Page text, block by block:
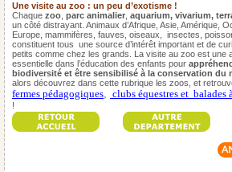
Une visite au zoo : un peu d’exotisme !
Chaque zoo parc animalier aquarium, vivarium,
un côté distrayant. Animaux d’Afrique, Asie, Amérique,
Europe, mammifères, fauves, oiseaux,
insectes,
constituent tous une source d’intérêt important et de
petits comme chez les grands. La visite au zoo est une
essentielle dans l’éducation des enfants pour
biodiversité et être sensibilisé à la conservation du
alors découvrez dans cette rubrique les zoos, et
fermes pédagogiques, clubs équestres et balades
!